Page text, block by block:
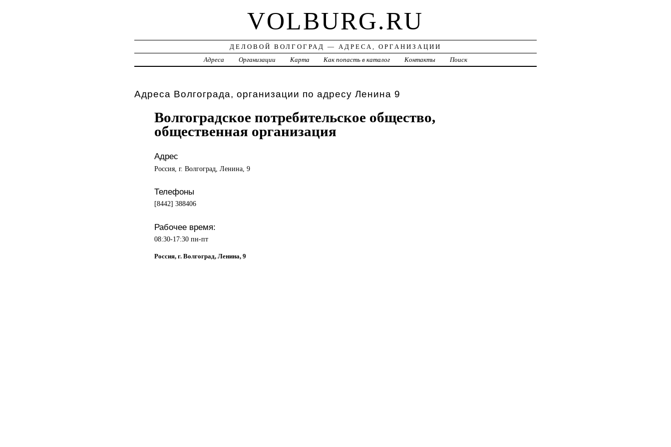
VOLBURG.RU
ДЕЛОВОЙ ВОЛГОГРАД — АДРЕСА, ОРГАНИЗАЦИИ
Адреса
Организации Карта Как попасть в каталог Контакты Поиск
Адреса Волгограда, организации по адресу Ленина 9
Волгоградское потребительское общество,
общественная организация
Адрес
Россия, г. Волгоград, Ленина, 9
Телефоны
[8442] 388406
Рабочее время:
08:30-17:30 пн-пт
Россия, г. Волгоград, Ленина, 9